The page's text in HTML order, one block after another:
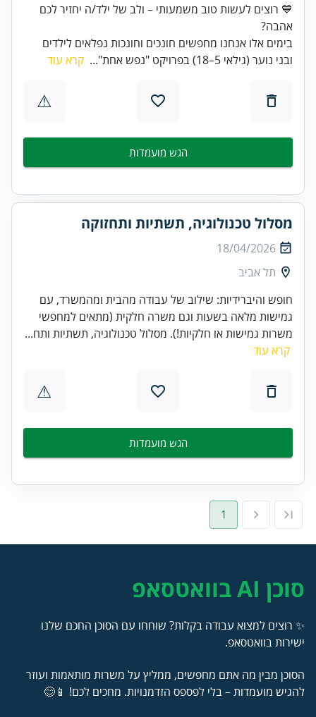
💙 רוצים לעשות טוב משמעותי – ולב של ילד/ה יחזיר לכם
אהבה?
בימים אלו אנחנו מחפשים חונכים וחונכות נפלאים לילדים
ובני נוער (גילאי 5–18) בפרויקט "נפש אחת"...
קרא עוד
⚠
הגש מועמדות
מסלול טכנולוגיה, תשתיות ותחזוקה
18/04/2026
תל אביב
חופש והיברידיות: שילוב של עבודה מהבית ומהמשרד, עם
גמישות מלאה בשעות וגם משרה חלקית (מתאים למחפשי
משרות גמישות או חלקיות!). מסלול טכנולוגיה, תשתיות ותח...
קרא עוד
⚠
הגש מועמדות
1
סוכן AI בוואטסאפ
✨ רוצים למצוא עבודה בקלות? שוחחו עם הסוכן החכם שלנו
ישירות בוואטסאפ.
הסוכן מבין מה אתם מחפשים, ממליץ על משרות מותאמות ועוזר
להגיש מועמדות – בלי לפספס הזדמנויות. מחכים לכם! 📱😊